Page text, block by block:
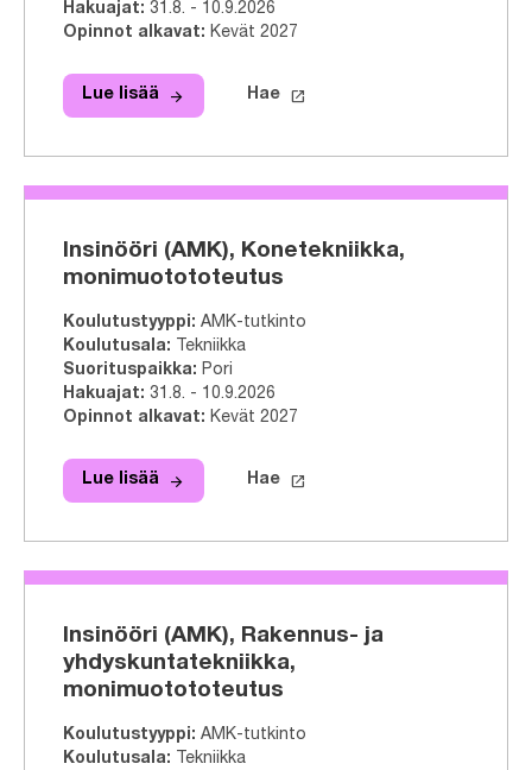
Hakuajat: 31.8. - 10.9.2026
Opinnot alkavat: Kevät 2027
Lue lisää Sairaanhoitaja (AMK), Hoitotyö,
Lue lisää arrow_forward
Hae tähän tutkinto-
Hae launch
Insinööri (AMK), Konetekniikka,
monimuotototeutus
Koulutustyyppi: AMK-tutkinto
Koulutusala:
Tekniikka
Suorituspaikka: Pori
Hakuajat: 31.8. - 10.9.2026
Opinnot alkavat: Kevät 2027
Lue lisää Insinööri (AMK), Konetekniikka,
Lue lisää arrow_forward
Hae tähän tutkinto-
Hae launch
Insinööri (AMK), Rakennus- ja
yhdyskuntatekniikka,
monimuotototeutus
Koulutustyyppi: AMK-tutkinto
Koulutusala:
Tekniikka